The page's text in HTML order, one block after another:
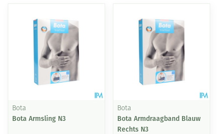
Bota
Bota Armsling N3
Bota
Bota Armdraagband Blauw
Rechts N3